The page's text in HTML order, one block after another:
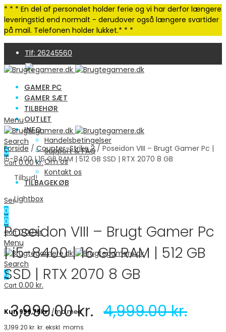
* * * En del af personalet holder ferie og vi har derfor længere
leveringstid end normalt - derudover også længere svartider
på mail. Telefonen holder lukket.* * *
Tlf: 26245560
4,9 Trustpilot | 250+ anmeldelser
GAMER PC
GAMER SÆT
TILBEHØR
OUTLET
INFO
Handelsbetingelser
Support & FAQ
Om os
Kontakt os
TILBAGEKØB
Search
0
0
Cart 0.00kr.
Menu
Search
0
Cart 0.00 kr.
Menu
Search
0
Cart 0.00kr.
Forside /Counter-Strike 2/ Poseidon VIII – Brugt Gamer Pc |
i5-8400 | 16 GB RAM | 512 GB SSD | RTX 2070 8 GB
Tilbud!
Lightbox
Poseidon VIII – Brugt Gamer Pc
| i5-8400 | 16 GB RAM | 512 GB
SSD | RTX 2070 8 GB
3,999.00kr. 4,999.00kr.
3,199.20 kr. kr. ekskl. moms